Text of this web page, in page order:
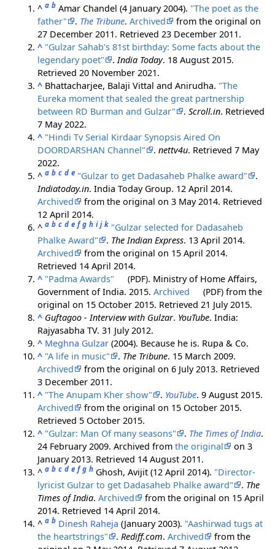
^a b Amar Chandel (4 January 2004). "The poet as the
father"
. The Tribune.Archived
from the original on
27 December 2011. Retrieved 23 December 2011.
^ "Gulzar Sahab's 81st birthday: Some facts about the
legendary poet"
. India Today. 18 August 2015.
Retrieved 20 November 2021.
^ Bhattacharjee, Balaji Vittal and Anirudha. "The
Eureka moment that sealed the great partnership
between RD Burman and Gulzar"
.Scroll.in. Retrieved
7 May2022.
^ "Hindi Tv Serial Kirdaar Synopsis Aired On
DOORDARSHAN Channel"
.nettv4u. Retrieved7 May
2022.
^a b c d e "Gulzar to get Dadasaheb Phalke award"
.
Indiatoday.in. India Today Group. 12 April 2014.
Archived
from the original on 3 May 2014. Retrieved
12 April 2014.
^a b c d e f g h i j k "Gulzar selected for Dadasaheb
Phalke Award"
. The Indian Express. 13 April 2014.
Archived
from the original on 15 April 2014.
Retrieved 14 April 2014.
^ "Padma Awards" (PDF). Ministry of Home Affairs,
Government of India. 2015.Archived (PDF) from the
original on 15 October 2015. Retrieved 21 July2015.
^ Guftagoo - Interview with Gulzar. YouTube. India:
Rajyasabha TV. 31 July 2012.
^ Meghna Gulzar (2004). Because he is. Rupa & Co.
^ "A life in music" . The Tribune. 15 March 2009.
Archived
from the original on 6 July 2013. Retrieved
3 December 2011.
^ "The Anupam Kher show" . YouTube. 9 August 2015.
Archived
from the original on 15 October 2015.
Retrieved 5 October 2015.
^ "Gulzar: Man Of many seasons" . The Times of India.
24 February 2009. Archived fromthe original
on 3
January 2013. Retrieved 14 August 2011.
^a b c d e f g h Ghosh, Avijit (12 April 2014). "Director-
lyricist Gulzar to get Dadasaheb Phalke award"
. The
Times of India.Archived
from the original on 15 April
2014. Retrieved 14 April 2014.
^a b Dinesh Raheja (January 2003). "Aashirwad tugs at
the heartstrings"
. Rediff.com.Archived
from the